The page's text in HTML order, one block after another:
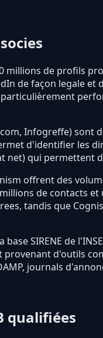
millions de profils
de façon legale
Infogreffe)
d'identifier les
qui permettent
offrent des
de contacts
tandis que
SIRENE de
provenant d'outils
journals
qualifiées